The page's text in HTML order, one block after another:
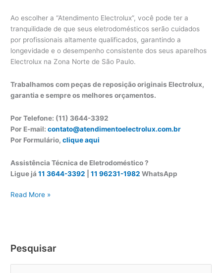
Ao escolher a “Atendimento Electrolux”, você pode ter a
tranquilidade de que seus eletrodomésticos serão cuidados
por profissionais altamente qualificados, garantindo a
longevidade e o desempenho consistente dos seus aparelhos
Electrolux na Zona Norte de São Paulo.
Trabalhamos com peças de reposição originais Electrolux,
garantia e sempre os melhores orçamentos.
Por Telefone: (11) 3644-3392
Por E-mail:contato@atendimentoelectrolux.com.br
Por Formulário,clique aqui
Assistência Técnica de Eletrodoméstico ?
Ligue já11 3644-3392 |11 96231-1982 WhatsApp
Assistência
Read More »
Pesquisar